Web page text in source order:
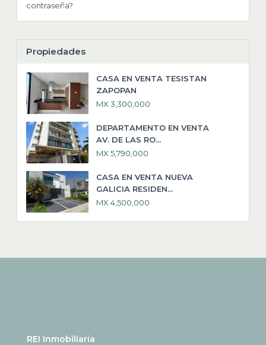
contraseña?
Propiedades
CASA EN VENTA TESISTAN
ZAPOPAN
MX 3,300,000
DEPARTAMENTO EN VENTA
AV. DE LAS RO...
MX 5,790,000
CASA EN VENTA NUEVA
GALICIA RESIDEN...
MX 4,500,000
REI Inmobiliaria